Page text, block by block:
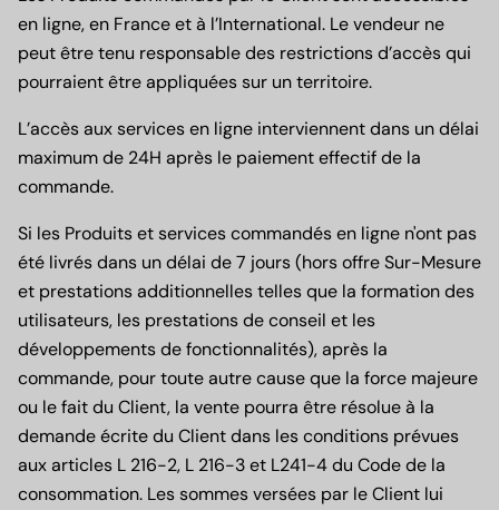
en ligne, en France et à l’International. Le vendeur ne
peut être tenu responsable des restrictions d’accès qui
pourraient être appliquées sur un territoire.
L’accès aux services en ligne interviennent dans un délai
maximum de 24H après le paiement effectif de la
commande.
Si les Produits et services commandés en ligne n'ont pas
été livrés dans un délai de 7 jours (hors offre Sur-Mesure
et prestations additionnelles telles que la formation des
utilisateurs, les prestations de conseil et les
développements de fonctionnalités), après la
commande, pour toute autre cause que la force majeure
ou le fait du Client, la vente pourra être résolue à la
demande écrite du Client dans les conditions prévues
aux articles L 216-2, L 216-3 et L241-4 du Code de la
consommation. Les sommes versées par le Client lui